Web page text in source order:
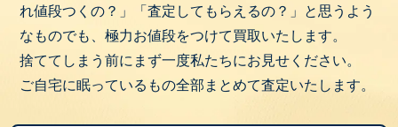
れ値段つくの？」「査定してもらえるの？」と思うよう
なものでも、極力お値段をつけて買取いたします。
捨ててしまう前にまず一度私たちにお見せください。
ご自宅に眠っているもの全部まとめて査定いたします。